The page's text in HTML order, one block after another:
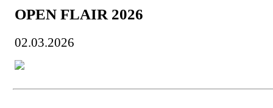
OPEN FLAIR 2026
02.03.2026